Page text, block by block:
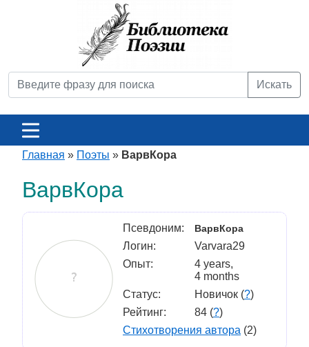
Искать
Главная » Поэты » ВарвКора
ВарвКора
Псевдоним: ВарвКора
Логин:
Varvara29
Опыт:
4 years,
4 months
Статус:
Новичок (?)
Рейтинг:
84 (?)
Стихотворения автора (2)